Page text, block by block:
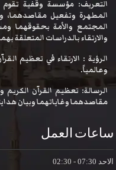
التعريف: مؤسسة وقفية تقوم
المطهرة وتفعيل مقاصدهما،
المجتمع والأمة بحقوقهما
والارتقاء بالدراسات المتعلقة
الرؤية : الارتقاء في تعظيم
وعالمياً.
الرسالة: تعظيم القرآن الكريم
مقاصدهما وغاياتهما وبيان
ساعات العمل
الاحد